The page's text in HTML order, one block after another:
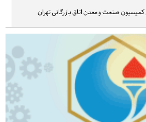
صنعت و معدن اتاق بازرگانی تهران